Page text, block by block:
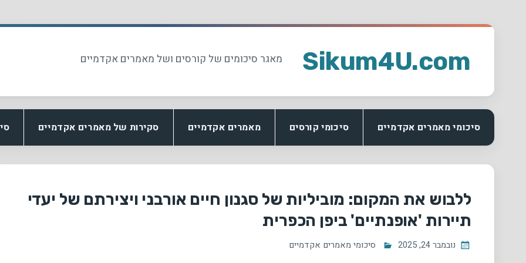
Sikum4U.com מאגר סיכומים של קורסים ושל מאמרים אקדמיים
סיכומי מאמרים אקדמיים סיכומי קורסים מאמרים אקדמיים סקירות של מאמרים אקדמיים
ללבוש את המקום: מוביליות של סגנון חיים אורבני ויצירתם של יעדי
תיירות 'אופנתיים' ביפן הכפרית
נובמבר 24, 2025 סיכומי מאמרים אקדמיים